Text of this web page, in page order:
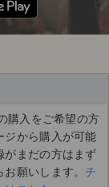
購入をご希望の方
ジから購入が可能
がまだの方はまず
願いします。 チ